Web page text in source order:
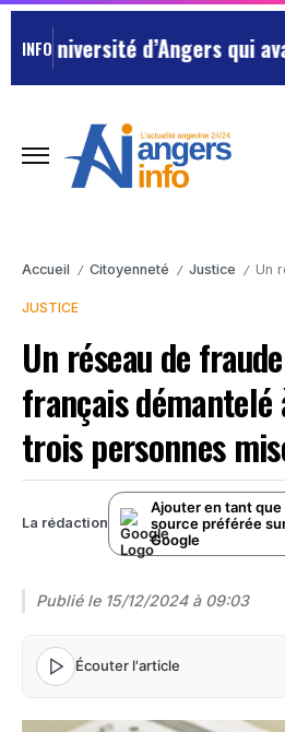
INFO d’Angers qui avait
Accueil / Citoyenneté / Justice / Un réseau
JUSTICE
Un réseau de
français démantelé
trois personnes
La rédaction
Ajouter en tant que
source préférée
Google
Publié le 15/12/2024 à 09:03
Écouter l'article